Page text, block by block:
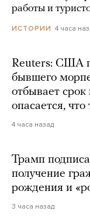
работы и
ИСТОРИИ 4 часа
Reuters: США
бывшего
отбывает
опасается,
4 часа назад
Трамп
получение
рождения и
3 часа назад